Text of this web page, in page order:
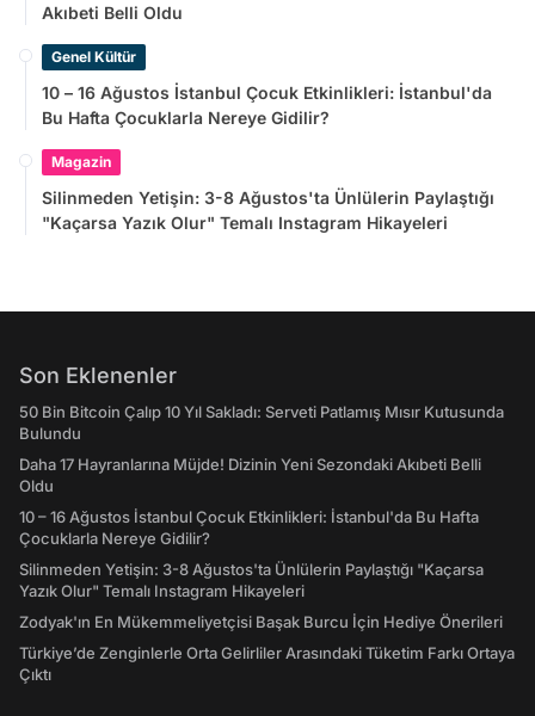
Akıbeti Belli Oldu
Genel Kültür
10 – 16 Ağustos İstanbul Çocuk Etkinlikleri: İstanbul'da
Bu Hafta Çocuklarla Nereye Gidilir?
Magazin
Silinmeden Yetişin: 3-8 Ağustos'ta Ünlülerin Paylaştığı
"Kaçarsa Yazık Olur" Temalı Instagram Hikayeleri
Son Eklenenler
50 Bin Bitcoin Çalıp 10 Yıl Sakladı: Serveti Patlamış Mısır Kutusunda
Bulundu
Daha 17 Hayranlarına Müjde! Dizinin Yeni Sezondaki Akıbeti Belli
Oldu
10 – 16 Ağustos İstanbul Çocuk Etkinlikleri: İstanbul'da Bu Hafta
Çocuklarla Nereye Gidilir?
Silinmeden Yetişin: 3-8 Ağustos'ta Ünlülerin Paylaştığı "Kaçarsa
Yazık Olur" Temalı Instagram Hikayeleri
Zodyak'ın En Mükemmeliyetçisi Başak Burcu İçin Hediye Önerileri
Türkiye’de Zenginlerle Orta Gelirliler Arasındaki Tüketim Farkı Ortaya
Çıktı